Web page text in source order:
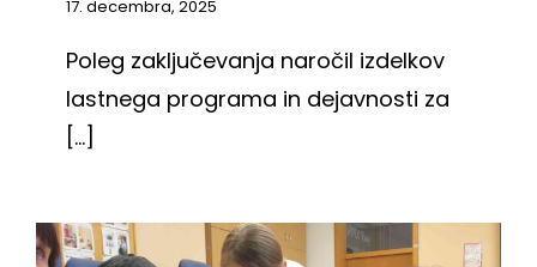
17. decembra, 2025
Poleg zaključevanja naročil izdelkov
lastnega programa in dejavnosti za
[...]